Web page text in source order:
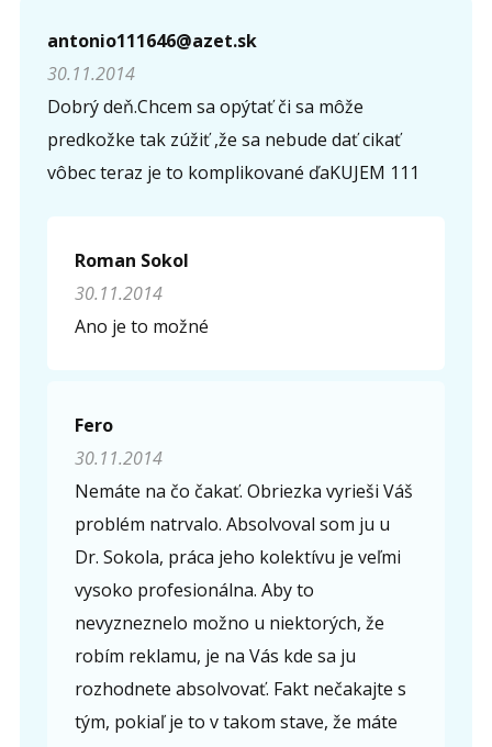
antonio111646@azet.sk
30.11.2014
Dobrý deň.Chcem sa opýtať či sa môže
predkožke tak zúžiť ,že sa nebude dať cikať
vôbec teraz je to komplikované ďaKUJEM 111
Roman Sokol
30.11.2014
Ano je to možné
Fero
30.11.2014
Nemáte na čo čakať. Obriezka vyrieši Váš
problém natrvalo. Absolvoval som ju u
Dr. Sokola, práca jeho kolektívu je veľmi
vysoko profesionálna. Aby to
nevyzneznelo možno u niektorých, že
robím reklamu, je na Vás kde sa ju
rozhodnete absolvovať. Fakt nečakajte s
tým, pokiaľ je to v takom stave, že máte